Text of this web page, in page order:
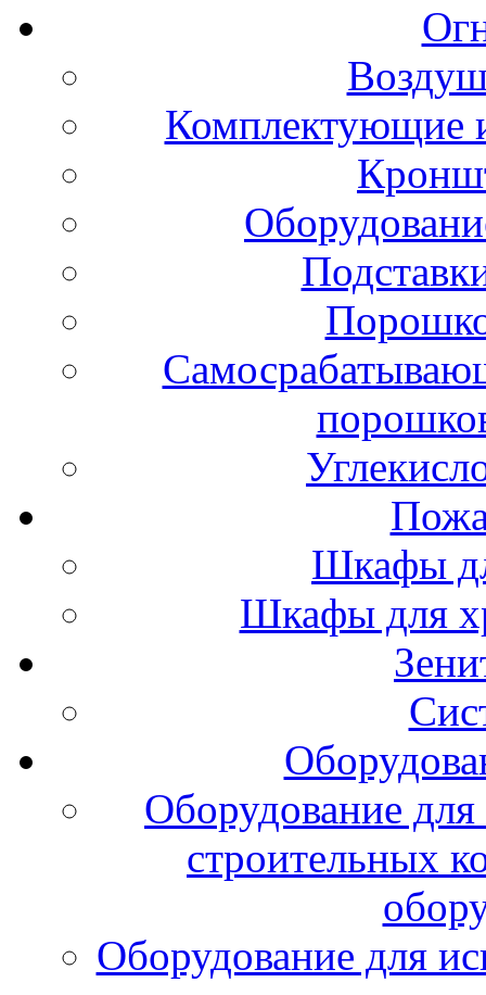
Комплектующие
Шкафы
Шкафы для
Оборудование
строительных
Оборудование для